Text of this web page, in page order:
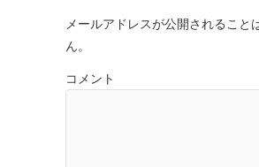
メールアドレスが公開されること
ん。
コメント